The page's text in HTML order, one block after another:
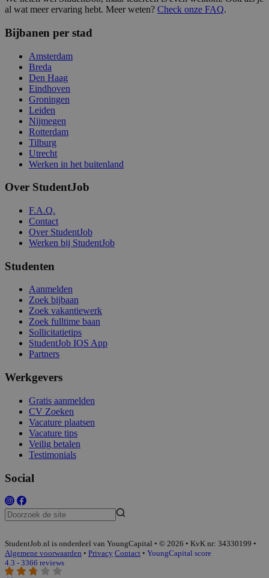
al wat meer ervaring hebt. Meer weten? Check onze FAQ.
Bijbanen per stad
Amsterdam
Breda
Den Haag
Eindhoven
Groningen
Leiden
Nijmegen
Rotterdam
Tilburg
Utrecht
Werken in het buitenland
Over StudentJob
F.A.Q.
Contact
Over StudentJob
Werken bij StudentJob
Studenten
Aanmelden
Zoek bijbaan
Zoek vakantiewerk
Zoek fulltime baan
Sollicitatietips
StudentJob IOS App
Partners
Werkgevers
Gratis aanmelden
CV Zoeken
Vacature plaatsen
Vacature tips
Veilig betalen
Testimonials
Social
StudentJob.nl is onderdeel van YoungCapital • © 2026 • KvK nr: 34330199 •
Algemene voorwaarden • Privacy Contact • YoungCapital score
4.3 - 3366 reviews